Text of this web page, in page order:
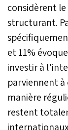
considèrent le
structurant.
et 11%
investir à
parviennent à
manière
restent